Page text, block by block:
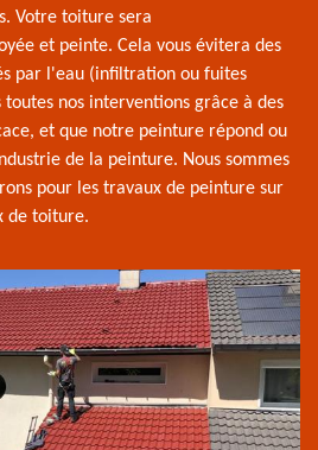
Votre toiture sera
et peinte. Cela vous évitera des
par l'eau (infiltration ou fuites
toutes nos interventions grâce à des
et que notre peinture répond ou
de la peinture. Nous sommes
pour les travaux de peinture sur
de toiture.